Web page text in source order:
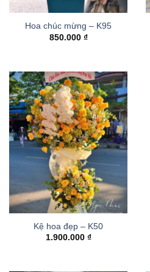
Hoa chúc mừng – K95
850.000 ₫
Kệ hoa đẹp – K50
1.900.000 ₫